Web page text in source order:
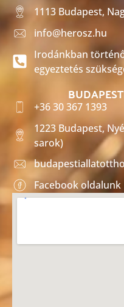
1113 Budapest,
info@herosz.hu
Irodánkban
egyeztetés
+36 30 367 1393
1223 Budapest,
sarok)
Facebook oldalunk